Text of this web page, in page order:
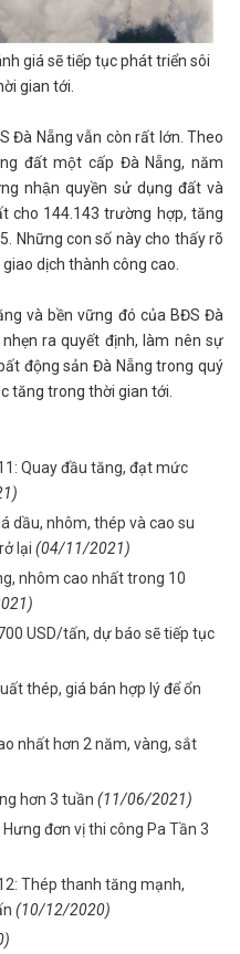
giá sẽ tiếp tục phát triển sôi
gian tới.
Đà Nẵng vẫn còn rất lớn. Theo
đất một cấp Đà Nẵng, năm
nhận quyền sử dụng đất và
cho 144.143 trường hợp, tăng
Những con số này cho thấy rõ
dịch thành công cao.
và bền vững đó của BĐS Đà
ra quyết định, làm nên sự
động sản Đà Nẵng trong quý
tăng trong thời gian tới.
Quay đầu tăng, đạt mức
dầu, nhôm, thép và cao su
lại (04/11/2021)
nhôm cao nhất trong 10
USD/tấn, dự báo sẽ tiếp tục
thép, giá bán hợp lý để ổn
nhất hơn 2 năm, vàng, sắt
hơn 3 tuần (11/06/2021)
đơn vị thi công Pa Tần 3
Thép thanh tăng mạnh,
(10/12/2020)